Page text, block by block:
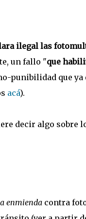
ilegal las
un fallo "que
punibilidad que ya
acá).
decir algo sobre
enmienda contra